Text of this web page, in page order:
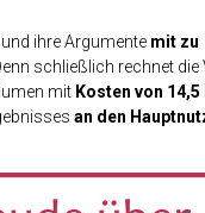
und ihre Argumente mit zu
schließlich rechnet die
mit Kosten von
an den